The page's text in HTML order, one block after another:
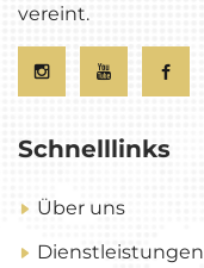
vereint.
Schnelllinks
Über uns
Dienstleistungen